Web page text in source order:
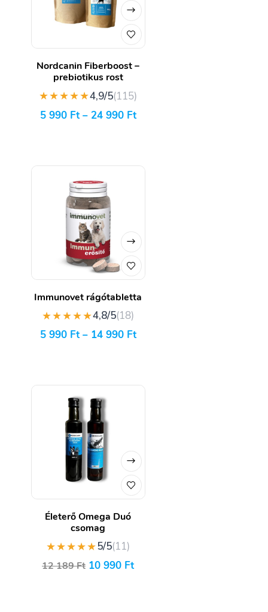
Nordcanin Fiberboost –
prebiotikus rost
★★★★★4,9/5(115)
5 990 Ft– 24 990 Ft
Immunovet rágótabletta
★★★★★4,8/5(18)
5 990 Ft– 14 990 Ft
Életerő Omega Duó
csomag
★★★★★5/5(11)
12 189Ft 10 990 Ft